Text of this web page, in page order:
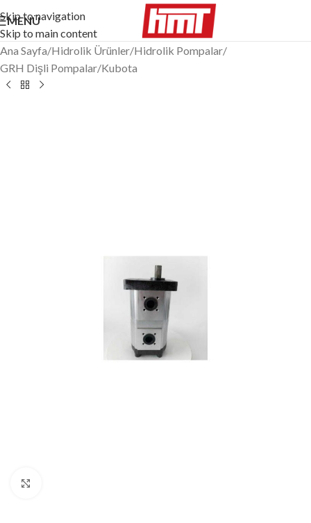
Skip to navigation
Skip to main content
MENÜ
Ana Sayfa/Hidrolik Ürünler/Hidrolik Pompalar/
GRH Dişli Pompalar/Kubota